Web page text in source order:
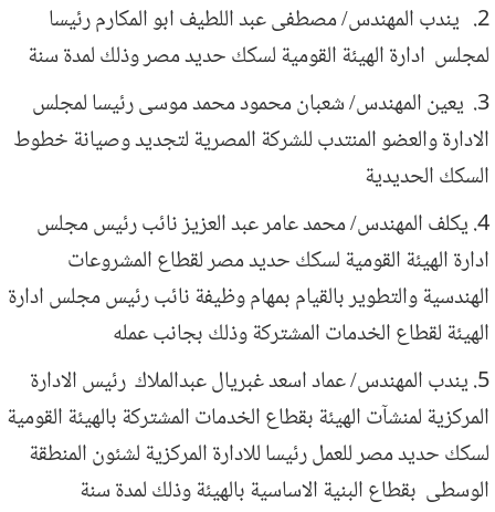
2. يندب المهندس/ مصطفى عبد اللطيف ابو المكارم رئيسا
لمجلس ادارة الهيئة القومية لسكك حديد مصر وذلك لمدة سنة
3. يعين المهندس/ شعبان محمود محمد موسى رئيسا لمجلس
الادارة والعضو المنتدب للشركة المصرية لتجديد وصيانة خطوط
السكك الحديدية
4. يكلف المهندس/ محمد عامر عبد العزيز نائب رئيس مجلس
ادارة الهيئة القومية لسكك حديد مصر لقطاع المشروعات
الهندسية والتطوير بالقيام بمهام وظيفة نائب رئيس مجلس ادارة
الهيئة لقطاع الخدمات المشتركة وذلك بجانب عمله
5. يندب المهندس/ عماد اسعد غبريال عبدالملاك رئيس الادارة
المركزية لمنشآت الهيئة بقطاع الخدمات المشتركة بالهيئة القومية
لسكك حديد مصر للعمل رئيسا للادارة المركزية لشئون المنطقة
الوسطى بقطاع البنية الاساسية بالهيئة وذلك لمدة سنة